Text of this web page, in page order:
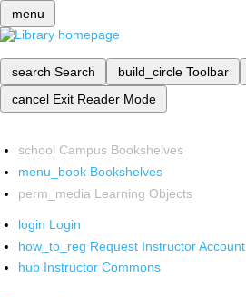
menu
search Search build_circle Toolbar
cancel Exit Reader Mode
school Campus Bookshelves
menu_book Bookshelves
perm_media Learning Objects
login Login
how_to_reg Request Instructor Account
hub Instructor Commons